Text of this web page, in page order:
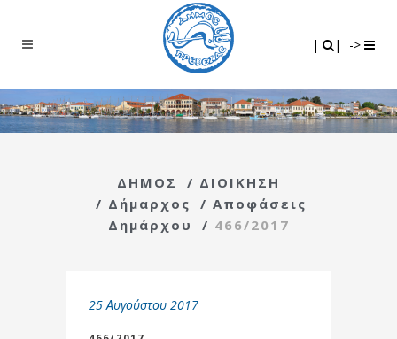
| | ->
ΔΗΜΟΣ / ΔΙΟΙΚΗΣΗ
/ Δήμαρχος / Αποφάσεις
Δημάρχου
/ 466/2017
25 Αυγούστου 2017